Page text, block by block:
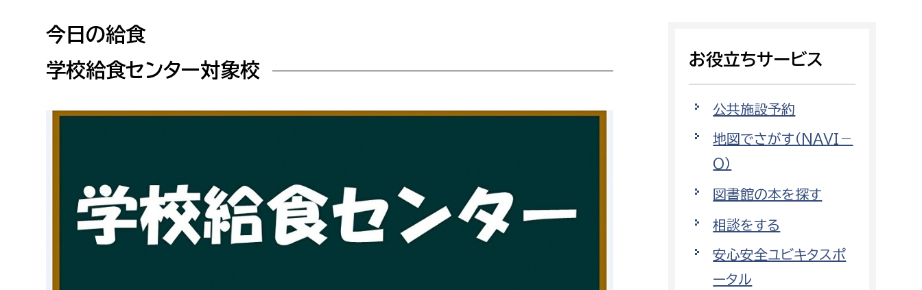
障がい者 都市基盤
相談をしたい
働きたい
小田原のことを知りたい
イベント・講座などに参加したい
地域安全課
人権・男女共同参画課
戸籍住民課
生涯学習課
文化財課
図書館
環境部
環境政策課
ゼロカーボン推進課
環境保護課
環境事業センター
今日の給食
学校給食センター対象校
お役立ちサービス
公共施設予約
地図でさがす（NAVI－
O）
図書館の本を探す
相談をする
安心安全ユビキタスポ
ータル